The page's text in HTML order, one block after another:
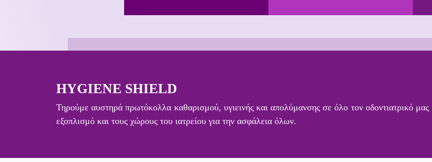
HYGIENE SHIELD
Τηρούμε αυστηρά πρωτόκολλα καθαρισμού, υγιεινής και απολύμανσης σε όλο τον οδοντιατρικό μας
εξοπλισμό και τους χώρους του ιατρείου για την ασφάλεια όλων.